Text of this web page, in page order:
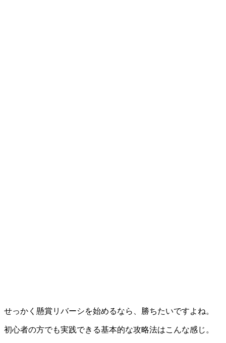
せっかく懸賞リバーシを始めるなら、勝ちたいですよね。
初心者の方でも実践できる基本的な攻略法はこんな感じ。